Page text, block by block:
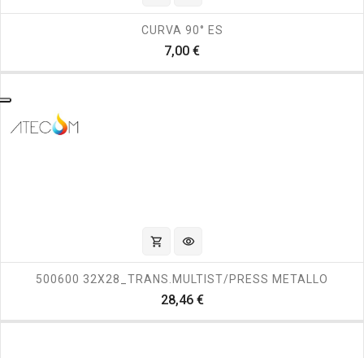
CURVA 90° ES
7,00 €Prezzo
shopping_cart visibility
500600 32X28_TRANS.MULTIST/PRESS METALLO
28,46 €Prezzo